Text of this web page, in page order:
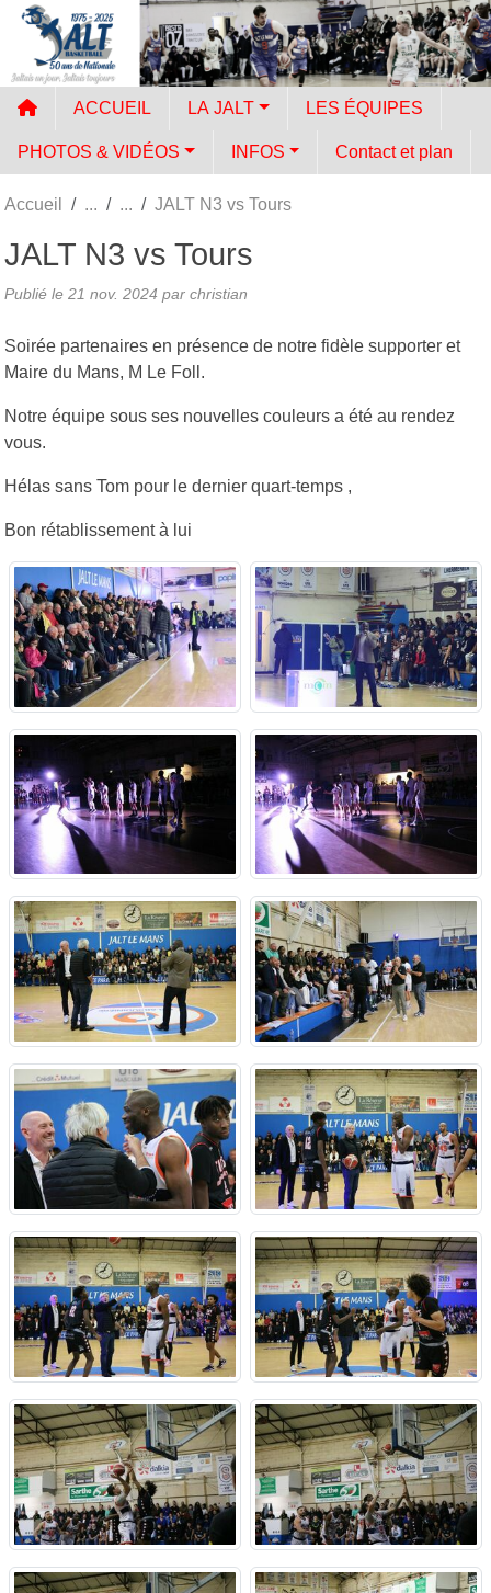
ACCUEIL LA JALT LES ÉQUIPES
PHOTOS & VIDÉOS INFOS Contact et plan
Accueil JALT N3 vs Tours
JALT N3 vs Tours
Publié le 21 nov. 2024 par christian
Soirée partenaires en présence de notre fidèle supporter et
Maire du Mans, M Le Foll.
Notre équipe sous ses nouvelles couleurs a été au rendez
vous.
Hélas sans Tom pour le dernier quart-temps ,
Bon rétablissement à lui
Panneau de gestion des cookies